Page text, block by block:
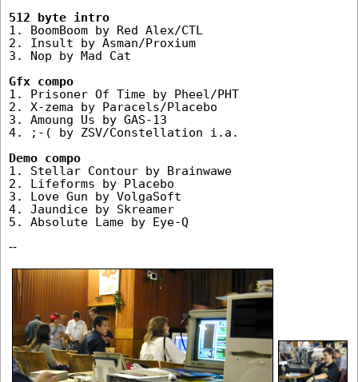
1. BoomBoom by Red Alex/CTL
2. Insult by Asman/Proxium
3. Nop by Mad Cat
1. Prisoner Of Time by Pheel/PHT
2. X-zema by Paracels/Placebo
3. Amoung Us by GAS-13
4. ;-( by ZSV/Constellation i.a.
1. Stellar Contour by Brainwawe
2. Lifeforms by Placebo
3. Love Gun by VolgaSoft
4. Jaundice by Skreamer
5. Absolute Lame by Eye-Q
--